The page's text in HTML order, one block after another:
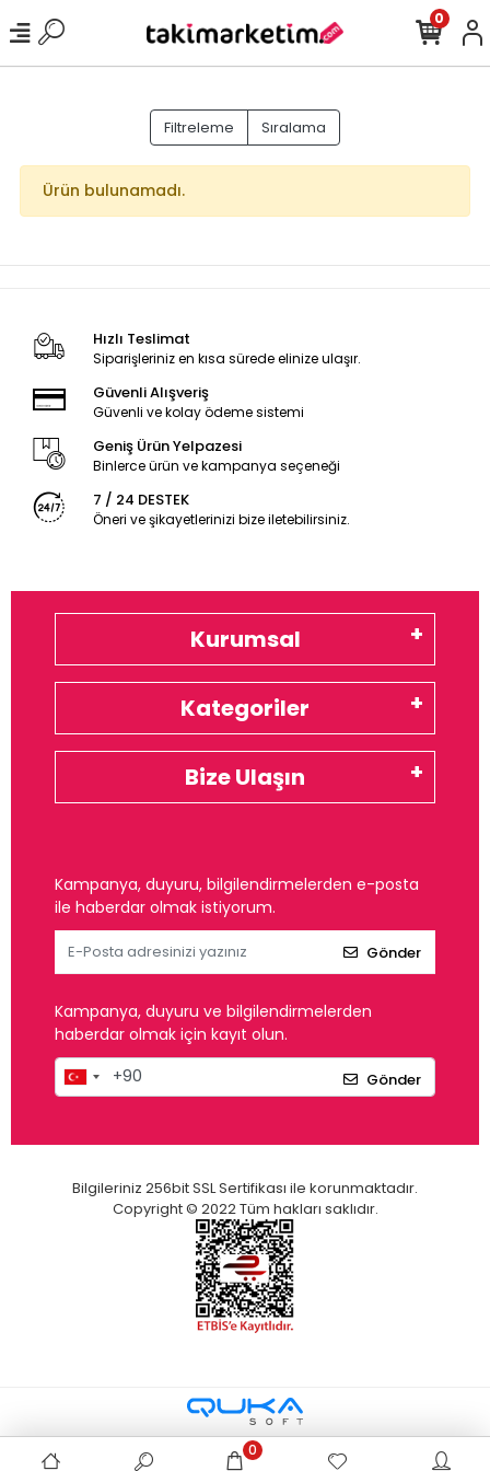
0
Filtreleme Sıralama
Ürün bulunamadı.
Hızlı Teslimat
Siparişleriniz en kısa sürede elinize ulaşır.
Güvenli Alışveriş
Güvenli ve kolay ödeme sistemi
Geniş Ürün Yelpazesi
Binlerce ürün ve kampanya seçeneği
7 / 24 DESTEK
Öneri ve şikayetlerinizi bize iletebilirsiniz.
Kurumsal
Kategoriler
Bize Ulaşın
Kampanya, duyuru, bilgilendirmelerden e-posta
ile haberdar olmak istiyorum.
Gönder
Kampanya, duyuru ve bilgilendirmelerden
haberdar olmak için kayıt olun.
Gönder
Bilgileriniz 256bit SSL Sertifikası ile korunmaktadır.
Copyright © 2022 Tüm hakları saklıdır.
0